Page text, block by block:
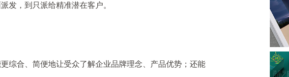
发，到只派给精准潜在客户。
综合、简便地让受众了解企业品牌理念、产品优势；还能